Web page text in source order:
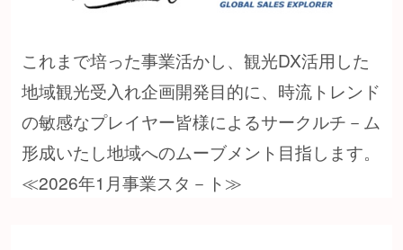
これまで培った事業活かし、観光DX活用した
地域観光受入れ企画開発目的に、時流トレンド
の敏感なプレイヤー皆様によるサークルチ－ム
形成いたし地域へのムーブメント目指します。
≪2026年1月事業スタ－ト≫